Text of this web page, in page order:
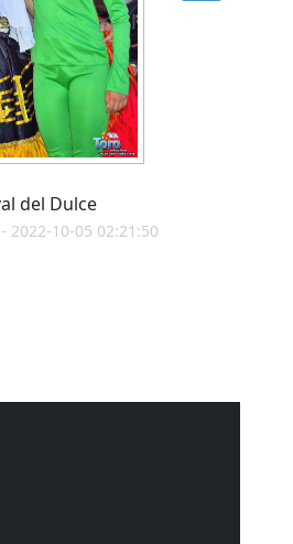
del Dulce
2022-10-05 02:21:50